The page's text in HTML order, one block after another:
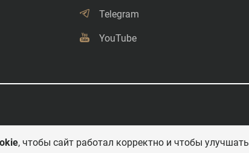
Telegram
YouTube
, чтобы сайт работал корректно и чтобы улучшать